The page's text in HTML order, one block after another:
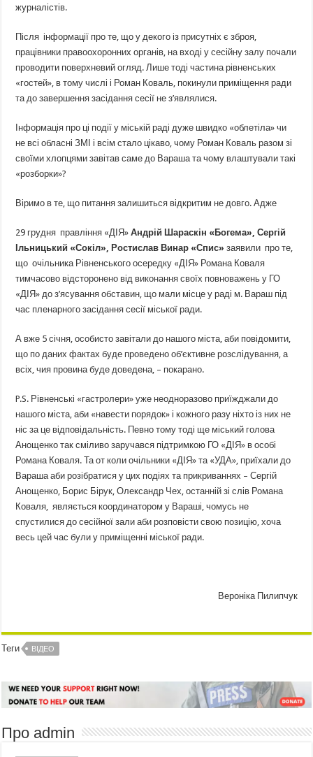
журналістів.
Після інформації про те, що у декого із присутніх є зброя,
працівники правоохоронних органів, на вході у сесійну залу почали
проводити поверхневий огляд. Лише тоді частина рівненських
«гостей», в тому числі і Роман Коваль, покинули приміщення ради
та до завершення засідання сесії не з’являлися.
Інформація про ці події у міській раді дуже швидко «облетіла» чи
не всі обласні ЗМІ і всім стало цікаво, чому Роман Коваль разом зі
своїми хлопцями завітав саме до Вараша та чому влаштували такі
«розборки»?
Віримо в те, що питання залишиться відкритим не довго. Адже
29 грудня правління «ДІЯ»Андрій Шараскін «Богема», Сергій
Ільницький «Сокіл», Ростислав Винар «Спис» заявили про те,
що очільника Рівненського осередку «ДІЯ» Романа Коваля
тимчасово відсторонено від виконання своїх повноважень у ГО
«ДІЯ» до з’ясування обставин, що мали місце у раді м. Вараш під
час пленарного засідання сесії міської ради.
А вже 5 січня, особисто завітали до нашого міста, аби повідомити,
що по даних фактах буде проведено об’єктивне розслідування, а
всіх, чия провина буде доведена, – покарано.
P.S. Рівненські «гастролери» уже неодноразово приїжджали до
нашого міста, аби «навести порядок» і кожного разу ніхто із них не
ніс за це відповідальність. Певно тому тоді ще міський голова
Анощенко так сміливо заручався підтримкою ГО «ДІЯ» в особі
Романа Коваля. Та от коли очільники «ДІЯ» та «УДА», приїхали до
Вараша аби розібратися у цих подіях та прикриваннях – Сергій
Анощенко, Борис Бірук, Олександр Чех, останній зі слів Романа
Коваля, являється координатором у Вараші, чомусь не
спустилися до сесійної зали аби розповісти свою позицію, хоча
весь цей час були у приміщенні міської ради.
Вероніка Пилипчук
Теги ВІДЕО
Про admin